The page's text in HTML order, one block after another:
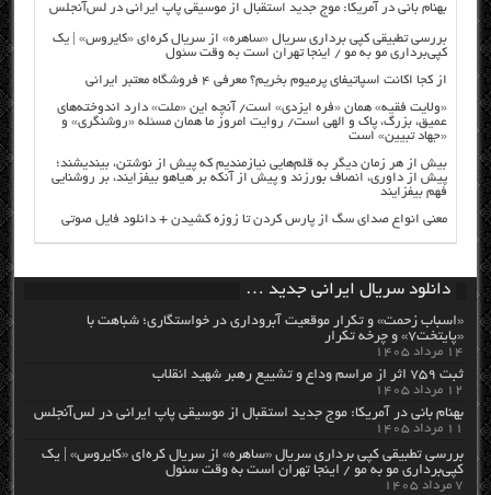
بهنام بانی در آمریکا: موج جدید استقبال از موسیقی پاپ ایرانی در لس‌آنجلس
بررسی تطبیقی کپی برداری سریال «ساهره» از سریال کره‌ای «کایروس» | یک
کپی‌برداری مو به مو / اینجا تهران است به وقت سئول
از کجا اکانت اسپاتیفای پرمیوم بخریم؟ معرفی ۴ فروشگاه معتبر ایرانی
«ولایت فقیه» همان «فره ایزدی» است/ آنچه این «ملت» دارد اندوخته‌های
عمیق، بزرگ، پاک و الهی است/ روایت امروز ما همان مسئله «روشنگری» و
«جهاد تبیین» است
بیش از هر زمان دیگر به قلم‌هایی نیازمندیم که پیش از نوشتن، بیندیشند؛
پیش از داوری، انصاف بورزند و پیش از آنکه بر هیاهو بیفزایند، بر روشنایی
فهم بیفزایند
معنی انواع صدای سگ از پارس کردن تا زوزه کشیدن + دانلود فایل صوتی
دانلود سریال ایرانی جدید …
«اسباب زحمت» و تکرار موقعیت آبروداری در خواستگاری؛ شباهت با
«پایتخت۷» و چرخه تکرار
۱۴ مرداد ۱۴۰۵
ثبت ۷۵۹ اثر از مراسم وداع و تشییع رهبر شهید انقلاب
۱۲ مرداد ۱۴۰۵
بهنام بانی در آمریکا: موج جدید استقبال از موسیقی پاپ ایرانی در لس‌آنجلس
۱۱ مرداد ۱۴۰۵
بررسی تطبیقی کپی برداری سریال «ساهره» از سریال کره‌ای «کایروس» | یک
کپی‌برداری مو به مو / اینجا تهران است به وقت سئول
۷ مرداد ۱۴۰۵